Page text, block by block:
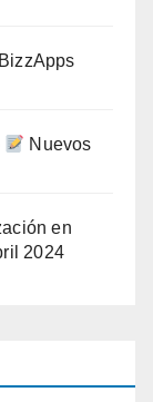
Nuevos
en
2024